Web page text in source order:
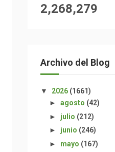
2,268,279
Archivo del Blog
▼ 2026 (1661)
► agosto (42)
► julio (212)
► junio (246)
► mayo (167)